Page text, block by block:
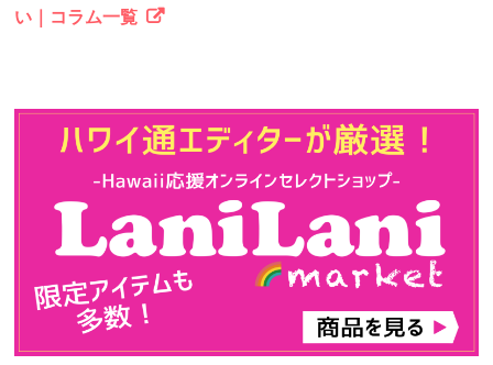
い｜コラム一覧